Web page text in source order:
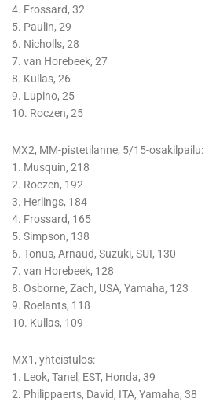
4. Frossard, 32
5. Paulin, 29
6. Nicholls, 28
7. van Horebeek, 27
8. Kullas, 26
9. Lupino, 25
10. Roczen, 25
MX2, MM-pistetilanne, 5/15-osakilpailu:
1. Musquin, 218
2. Roczen, 192
3. Herlings, 184
4. Frossard, 165
5. Simpson, 138
6. Tonus, Arnaud, Suzuki, SUI, 130
7. van Horebeek, 128
8. Osborne, Zach, USA, Yamaha, 123
9. Roelants, 118
10. Kullas, 109
MX1, yhteistulos:
1. Leok, Tanel, EST, Honda, 39
2. Philippaerts, David, ITA, Yamaha, 38